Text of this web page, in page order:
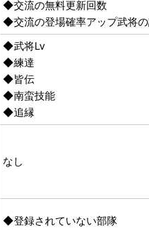
◆交流の無料更新回数
◆交流の登場確率アップ武将
◆武将Lv
◆練達
◆皆伝
◆南蛮技能
◆追縁
なし
◆登録されていない部隊